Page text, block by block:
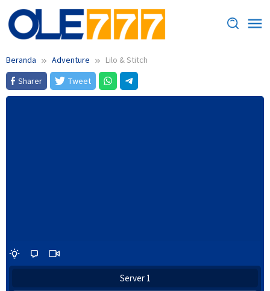
Loncat
ke
konten
Beranda Adventure
Lilo & Stitch
Sharer
Tweet
Server 1